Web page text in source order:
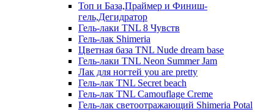
Топ и База,Праймер и Финиш-
гель,Дегидратор
Гель-лаки TNL 8 Чувств
Гель-лак Shimeria
Цветная база TNL Nude dream base
Гель-лаки TNL Neon Summer Jam
Лак для ногтей you are pretty
Гель-лак TNL Secret beach
Гель-лак TNL Camouflage Creme
Гель-лак светоотражающий Shimeria Potal